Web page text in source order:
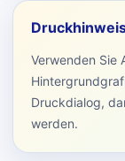
Verwenden Sie
Druckdialog,
werden.